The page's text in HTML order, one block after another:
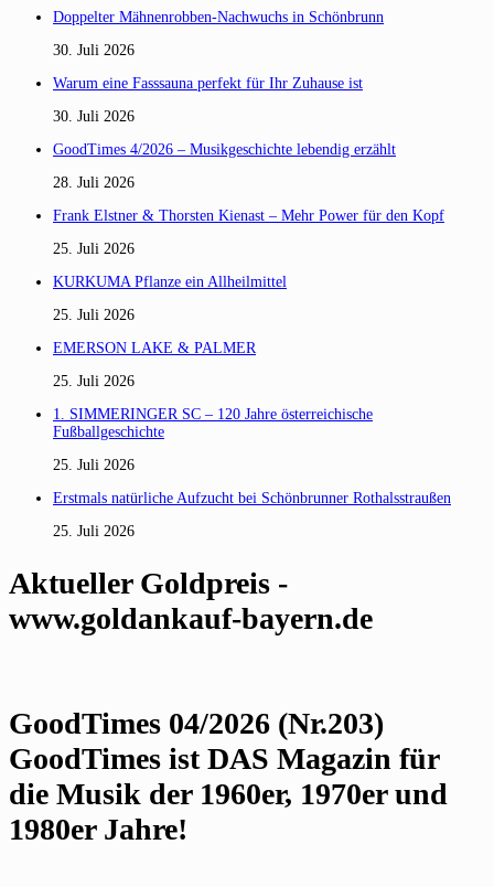
Doppelter Mähnenrobben-Nachwuchs in Schönbrunn
30. Juli 2026
Warum eine Fasssauna perfekt für Ihr Zuhause ist
30. Juli 2026
GoodTimes 4/2026 – Musikgeschichte lebendig erzählt
28. Juli 2026
Frank Elstner & Thorsten Kienast – Mehr Power für den Kopf
25. Juli 2026
KURKUMA Pflanze ein Allheilmittel
25. Juli 2026
EMERSON LAKE & PALMER
25. Juli 2026
1. SIMMERINGER SC – 120 Jahre österreichische
Fußballgeschichte
25. Juli 2026
Erstmals natürliche Aufzucht bei Schönbrunner Rothalsstraußen
25. Juli 2026
Aktueller Goldpreis -
www.goldankauf-bayern.de
GoodTimes 04/2026 (Nr.203)
GoodTimes ist DAS Magazin für
die Musik der 1960er, 1970er und
1980er Jahre!